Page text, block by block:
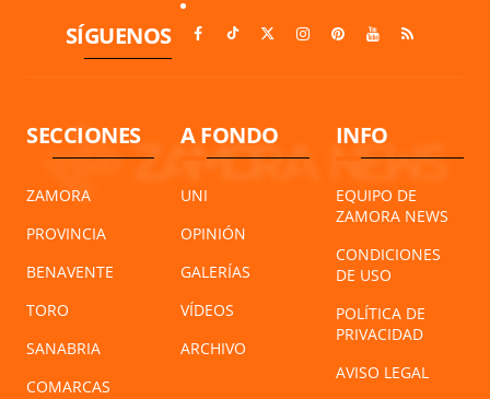
SÍGUENOS
SECCIONES
ZAMORA
PROVINCIA
BENAVENTE
TORO
SANABRIA
COMARCAS
A FONDO
UNI
OPINIÓN
GALERÍAS
VÍDEOS
ARCHIVO
INFO
EQUIPO DE
ZAMORA NEWS
CONDICIONES
DE USO
POLÍTICA DE
PRIVACIDAD
AVISO LEGAL